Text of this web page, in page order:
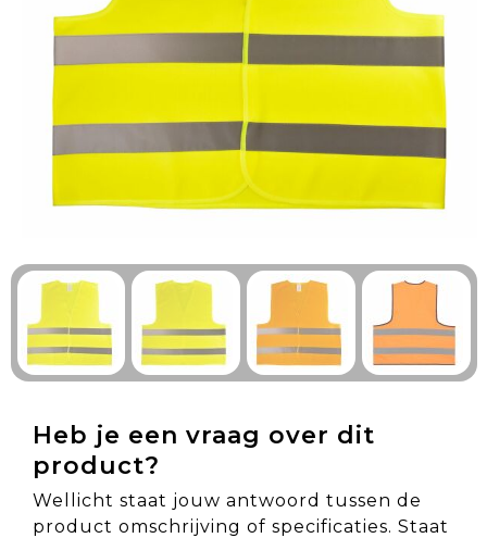
Technologie & Gadgets
Outdoor & Vrije tijd
Pennen & Schrijfwaren
Eten & Drinken
Heb je een vraag over dit
product?
Wellicht staat jouw antwoord tussen de
product omschrijving of specificaties. Staat